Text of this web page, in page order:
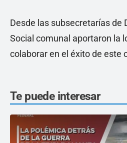
Desde las subsecretarías de
Social comunal aportaron la
colaborar en el éxito de este
Te puede interesar